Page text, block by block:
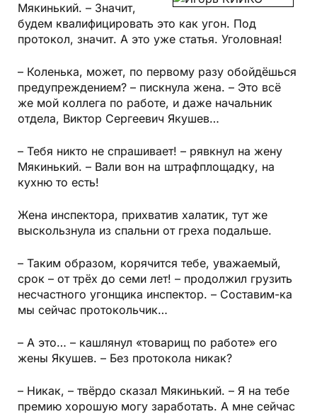
Мякинький. – Значит,
будем квалифицировать это как угон. Под
протокол, значит. А это уже статья. Уголовная!
– Коленька, может, по первому разу обойдёшься
предупреждением? – пискнула жена. – Это всё
же мой коллега по работе, и даже начальник
отдела, Виктор Сергеевич Якушев…
– Тебя никто не спрашивает! – рявкнул на жену
Мякинький. – Вали вон на штрафплощадку, на
кухню то есть!
Жена инспектора, прихватив халатик, тут же
выскользнула из спальни от греха подальше.
– Таким образом, корячится тебе, уважаемый,
срок – от трёх до семи лет! – продолжил грузить
несчастного угонщика инспектор. – Составим-ка
мы сейчас протокольчик…
– А это… – кашлянул «товарищ по работе» его
жены Якушев. – Без протокола никак?
– Никак, – твёрдо сказал Мякинький. – Я на тебе
премию хорошую могу заработать. А мне сейчас